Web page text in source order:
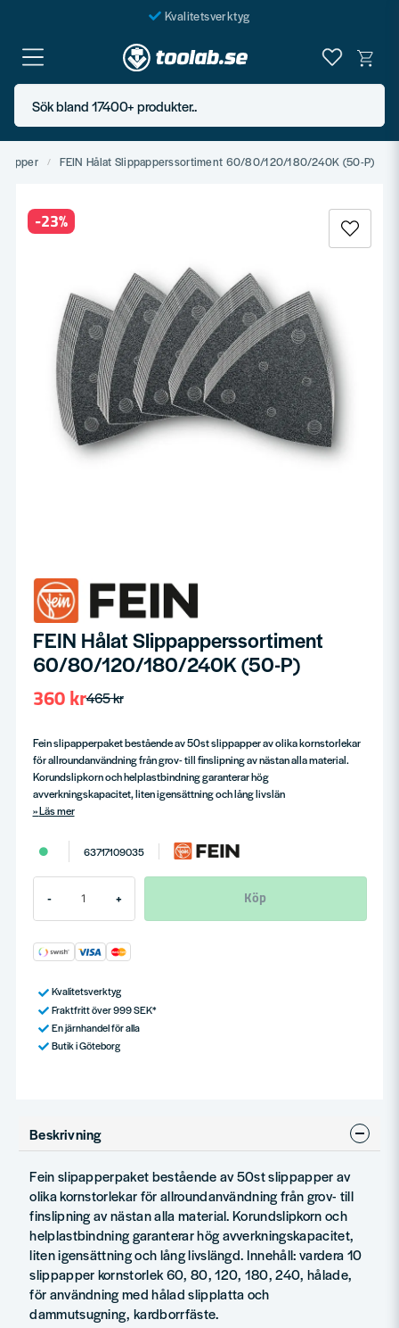
Kvalitetsverktyg
Fraktfritt över 999 SEK*
En järnhandel för alla
Butik i Göteborg
Sök bland 17400+ produkter..
FEIN Hålat Slippapperssortiment 60/80/120/180/240K (50-P)
-23%
FEIN Hålat Slippapperssortiment
60/80/120/180/240K (50-P)
465 kr
360 kr
Fein slipapperpaket bestående av 50st slippapper av olika kornstorlekar
för allroundanvändning från grov- till finslipning av nästan alla material.
Korundslipkorn och helplastbindning garanterar hög
avverkningskapacitet, liten igensättning och lång livslän
Läs mer
63717109035
- + Köp
Kvalitetsverktyg
Fraktfritt över 999 SEK*
En järnhandel för alla
Butik i Göteborg
Beskrivning
Fein slipapperpaket bestående av 50st slippapper av
olika kornstorlekar för allroundanvändning från grov- till
finslipning av nästan alla material. Korundslipkorn och
helplastbindning garanterar hög avverkningskapacitet,
liten igensättning och lång livslängd. Innehåll: vardera 10
slippapper kornstorlek 60, 80, 120, 180, 240, hålade,
för användning med hålad slipplatta och
dammutsugning, kardborrfäste.